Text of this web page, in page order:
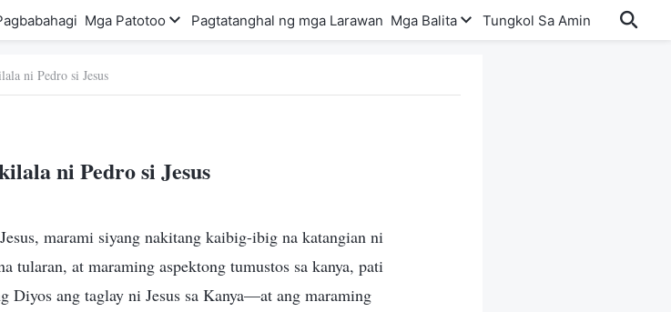
Mga Patotoo Pagtatanghal ng mga Larawan Mga Balita Tungkol Sa Amin
ni Pedro si Jesus
ni Pedro si Jesus
marami siyang nakitang kaibig-ibig na katangian ni
tularan, at maraming aspektong tumustos sa kanya, pati
Diyos ang taglay ni Jesus sa Kanya—at ang maraming